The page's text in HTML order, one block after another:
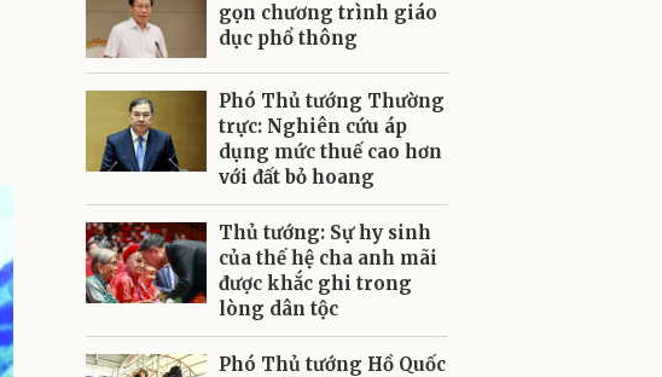
gọn chương trình giáo
dục phổ thông
Phó Thủ tướng Thường
trực: Nghiên cứu áp
dụng mức thuế cao hơn
với đất bỏ hoang
Thủ tướng: Sự hy sinh
của thế hệ cha anh mãi
được khắc ghi trong
lòng dân tộc
Phó Thủ tướng Hồ Quốc
Gửi